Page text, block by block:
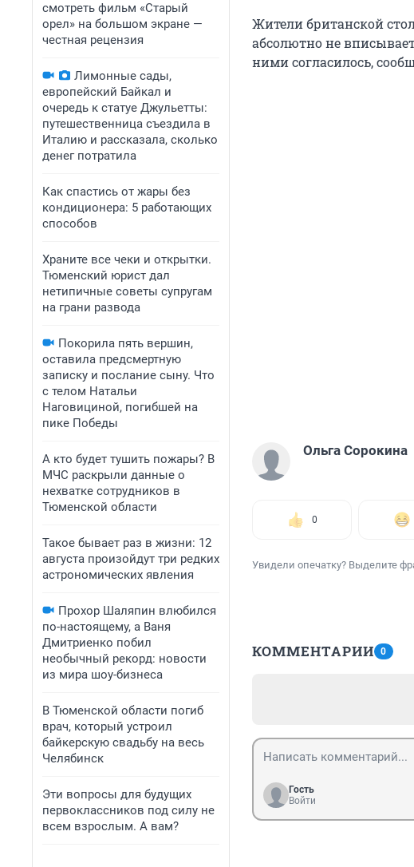
смотреть фильм «Старый
орел» на большом экране —
честная рецензия
Лимонные сады,
европейский Байкал и
очередь к статуе Джульетты:
путешественница съездила в
Италию и рассказала, сколько
денег потратила
Как спастись от жары без
кондиционера: 5 работающих
способов
Храните все чеки и открытки.
Тюменский юрист дал
нетипичные советы супругам
на грани развода
Покорила пять вершин,
оставила предсмертную
записку и послание сыну. Что
с телом Натальи
Наговициной, погибшей на
пике Победы
А кто будет тушить пожары? В
МЧС раскрыли данные о
нехватке сотрудников в
Тюменской области
Такое бывает раз в жизни: 12
августа произойдут три редких
астрономических явления
Прохор Шаляпин влюбился
по-настоящему, а Ваня
Дмитриенко побил
необычный рекорд: новости
из мира шоу-бизнеса
В Тюменской области погиб
врач, который устроил
байкерскую свадьбу на весь
Челябинск
Эти вопросы для будущих
первоклассников под силу не
всем взрослым. А вам?
Жители британской
абсолютно не
ними согласилось,
Ольга Сорокина
0
Увидели опечатку? Выделите
КОММЕНТАРИИ 0
Гость
Войти